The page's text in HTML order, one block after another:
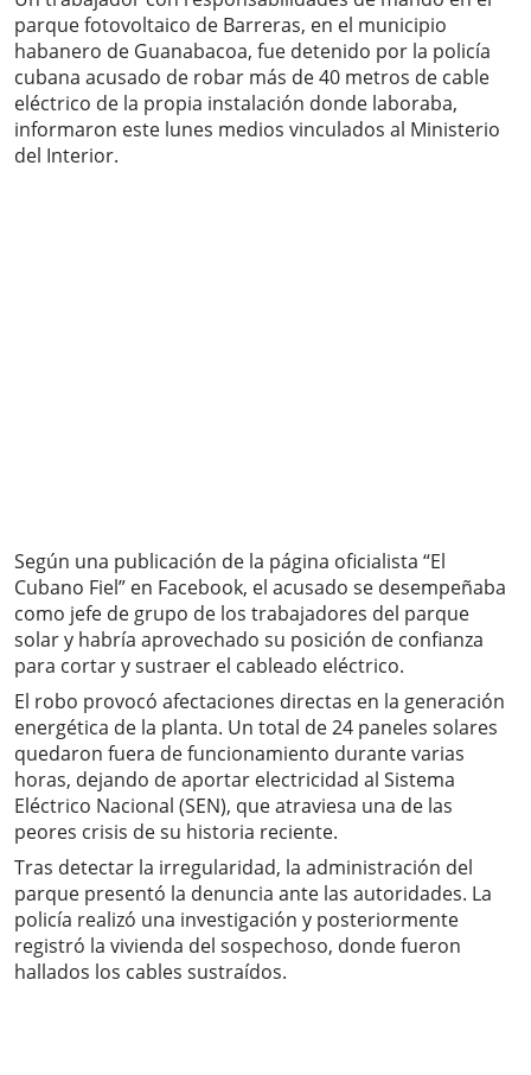
parque fotovoltaico de Barreras, en el municipio
habanero de Guanabacoa, fue detenido por la policía
cubana acusado de robar más de 40 metros de cable
eléctrico de la propia instalación donde laboraba,
informaron este lunes medios vinculados al Ministerio
del Interior.
Según una publicación de la página oficialista “El
Cubano Fiel” en Facebook, el acusado se desempeñaba
como jefe de grupo de los trabajadores del parque
solar y habría aprovechado su posición de confianza
para cortar y sustraer el cableado eléctrico.
El robo provocó afectaciones directas en la generación
energética de la planta. Un total de 24 paneles solares
quedaron fuera de funcionamiento durante varias
horas, dejando de aportar electricidad al Sistema
Eléctrico Nacional (SEN), que atraviesa una de las
peores crisis de su historia reciente.
Tras detectar la irregularidad, la administración del
parque presentó la denuncia ante las autoridades. La
policía realizó una investigación y posteriormente
registró la vivienda del sospechoso, donde fueron
hallados los cables sustraídos.